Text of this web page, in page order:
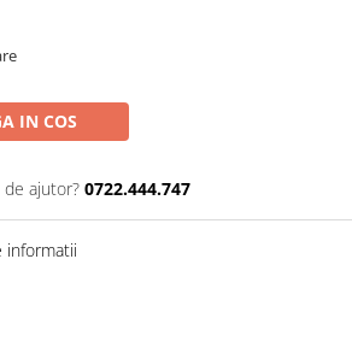
IN COS
de ajutor? 0722.444.747
informatii